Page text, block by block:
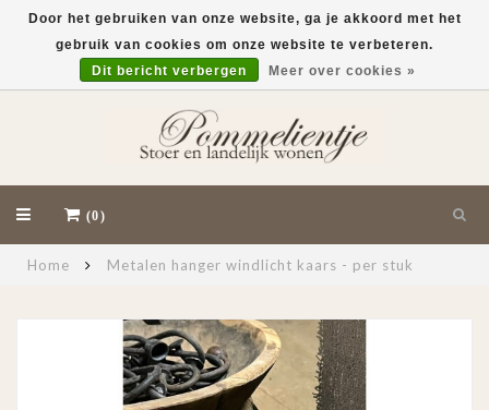
(0)
Home Metalen hanger windlicht kaars - per stuk
Door het gebruiken van onze website, ga je akkoord met het
gebruik van cookies om onze website te verbeteren.
Dit bericht verbergen
Meer over cookies »